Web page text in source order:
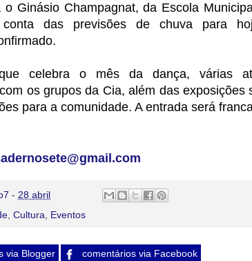
o Ginásio Champagnat, da Escola
das previsões de chuva para
celebra o mês da dança, várias
os grupos da Cia, além das exposições
para a comunidade. A entrada será
- 28 abril
, Cultura, Eventos
via Blogger comentários via Facebook